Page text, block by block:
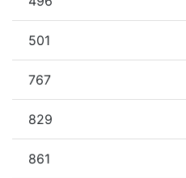
501
767
829
861